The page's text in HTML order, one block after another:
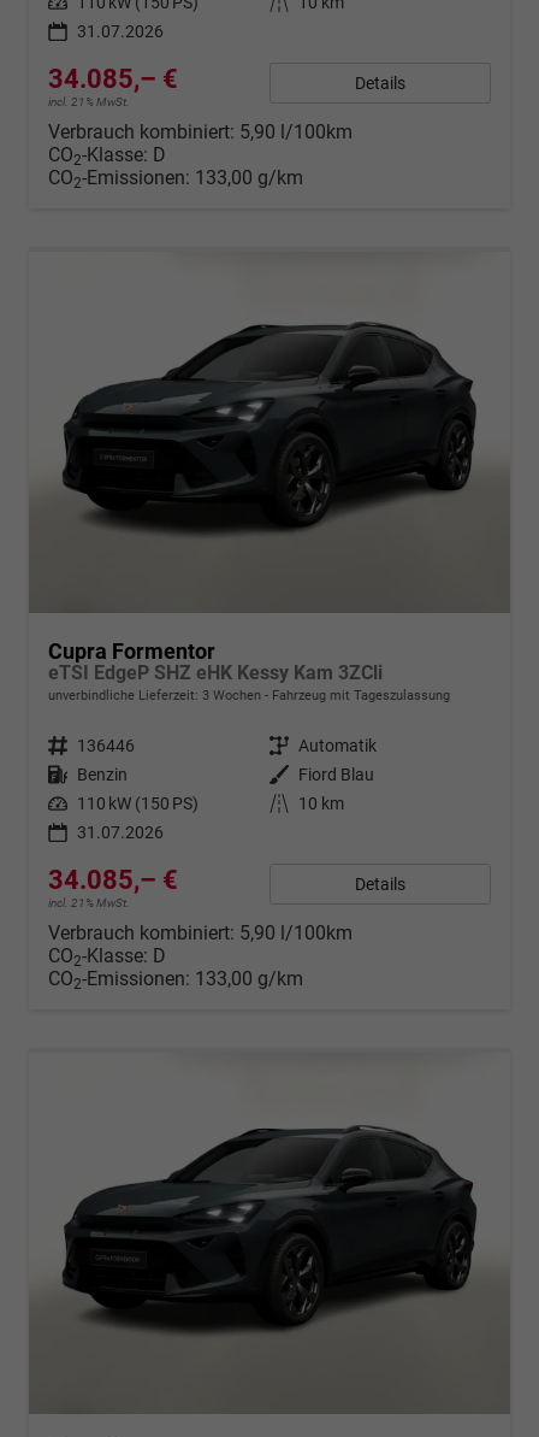
31.07.2026
34.085,– €
incl. 21% MwSt.
Details
Verbrauch kombiniert: 5,90 l/100km
CO2-Klasse: D
CO2-Emissionen: 133,00 g/km
Cupra Formentor
eTSI EdgeP SHZ eHK Kessy Kam 3ZCli
unverbindliche Lieferzeit: 3 Wochen Fahrzeug mit Tageszulassung
Fahrzeugnr. 136446 Getriebe Automatik
Kraftstoff Benzin Außenfarbe Fiord Blau
Leistung 110 kW (150 PS) Kilometerstand
10 km
31.07.2026
34.085,– €
incl. 21% MwSt.
Details
Verbrauch kombiniert: 5,90 l/100km
CO2-Klasse: D
CO2-Emissionen: 133,00 g/km